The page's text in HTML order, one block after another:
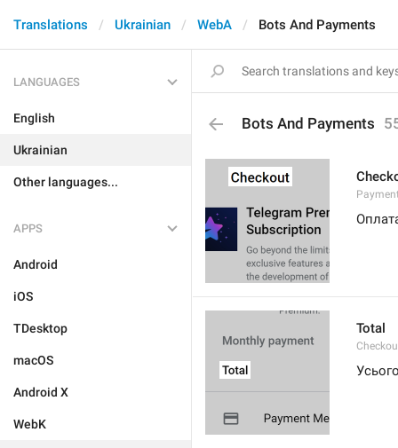
Translations Ukrainian WebA Bots And Payments
LANGUAGES
English
Ukrainian
Other languages...
APPS
Android
iOS
TDesktop
macOS
Android X
WebK
Bots And Payments
Total